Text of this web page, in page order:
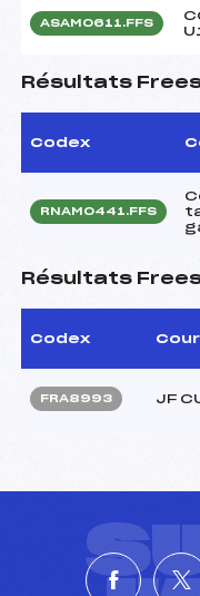
ASAM0611.FFS
Résultats
Codex
RNAM0441.FFS
Résultats
Codex
FRA8993 JF